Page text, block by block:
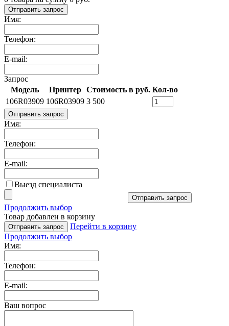
Отправить запрос
Имя:
Телефон:
E-mail:
Запрос
Модель
Принтер Стоимость в руб. Кол-во
106R03909 106R03909 3 500
Отправить запрос
Имя:
Телефон:
E-mail:
Выезд специалиста
Отправить запрос
Продолжить выбор
Товар добавлен в корзину
Отправить запрос
Перейти в корзину
Продолжить выбор
Имя:
Телефон:
E-mail:
Ваш вопрос